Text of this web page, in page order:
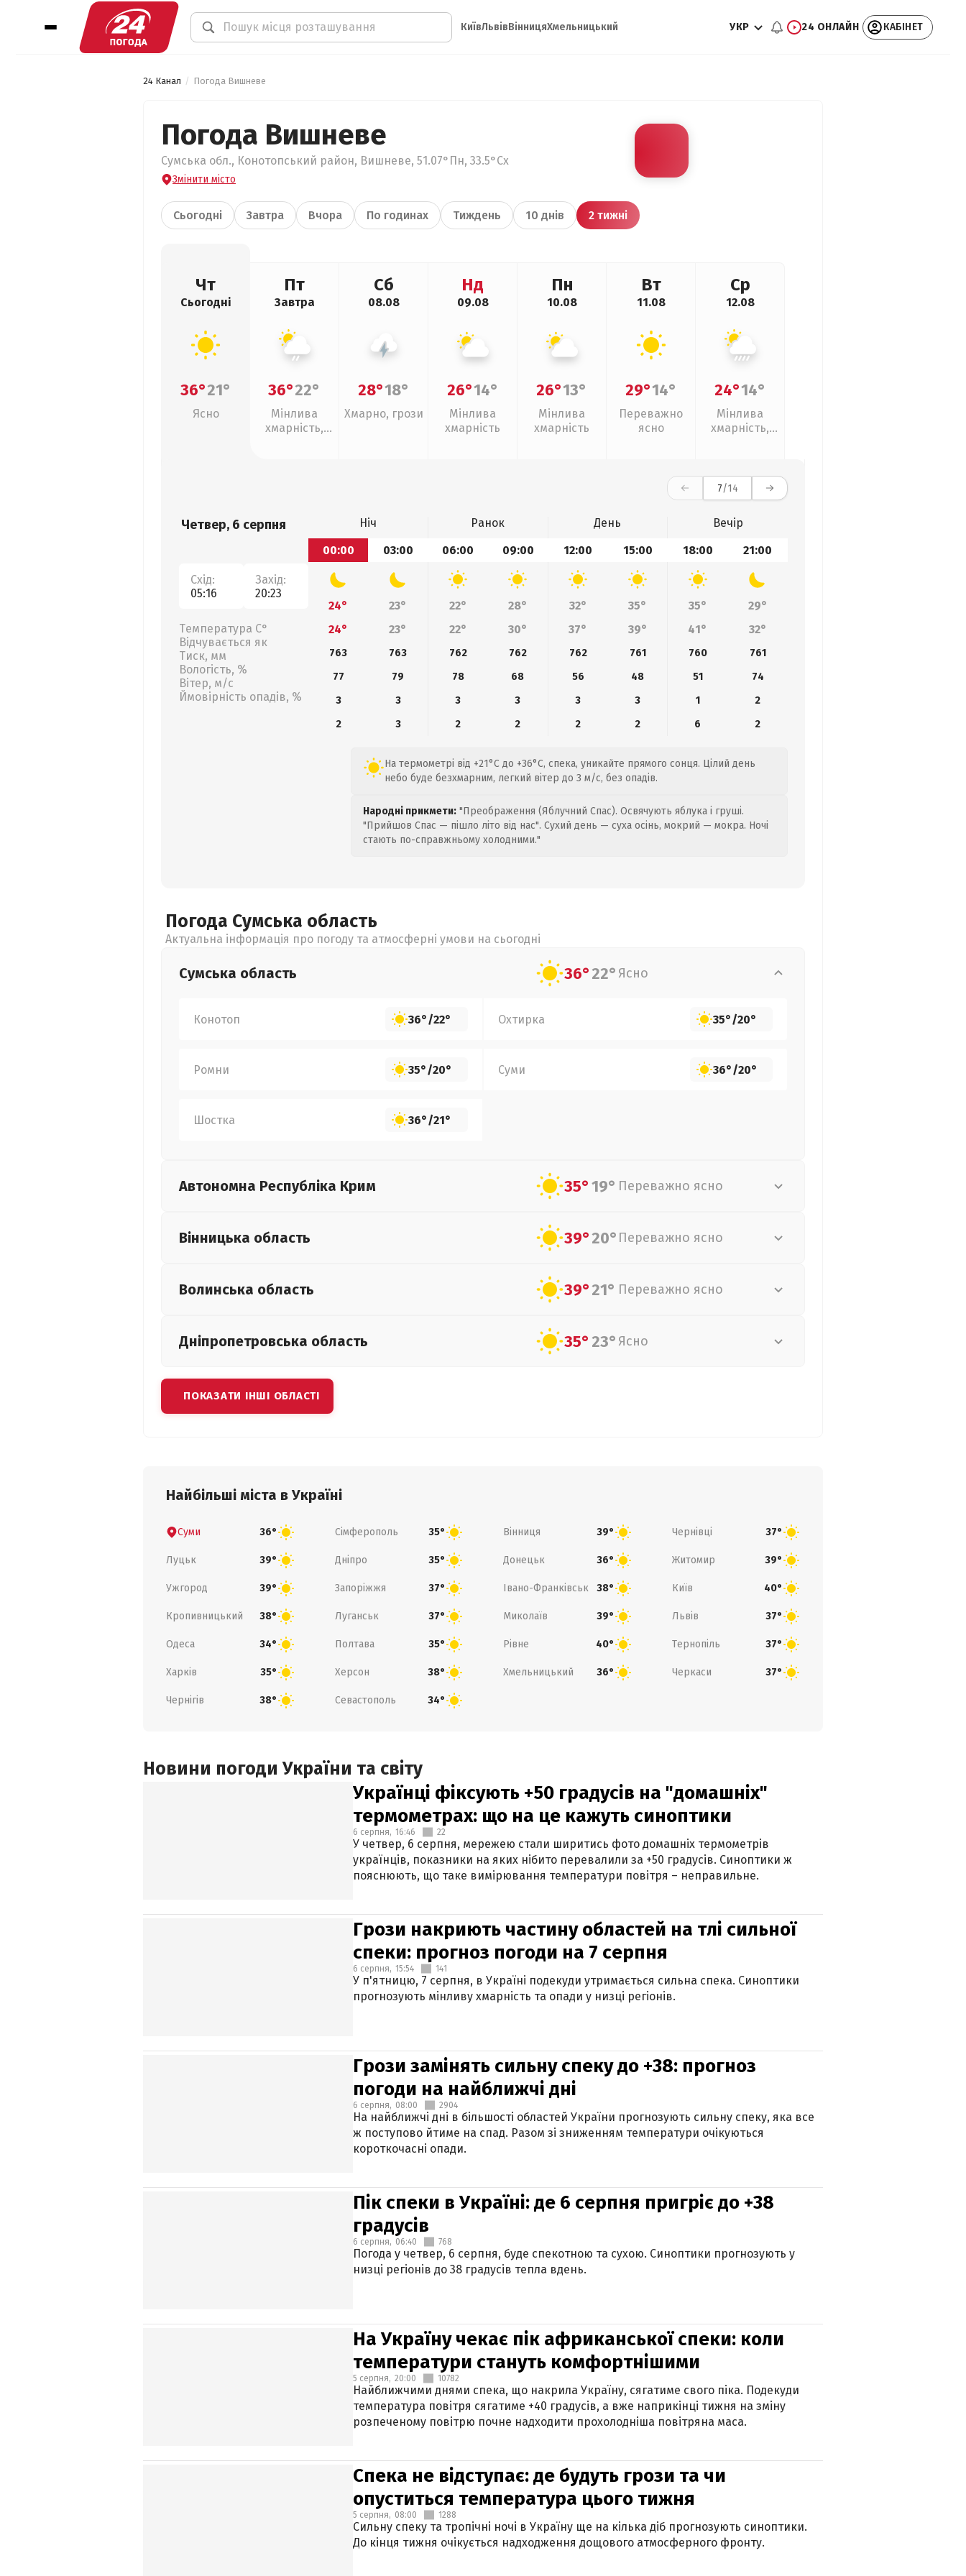
КиївЛьвівВінницяХмельницький УКР 24 ОНЛАЙН КАБІНЕТ
24 Канал Погода Вишневе
Погода Вишневе
Сумська обл., Конотопський район, Вишневе, 51.07°Пн, 33.5°Сх
Змінити місто
Сьогодні Завтра Вчора По годинах Тиждень 10 днів 2 тижні
Чт
Сьогодні
36°21°
Ясно
Пт
Завтра
36°22°
Мінлива
хмарність,
Сб
08.08
28°18°
Хмарно, грози
Нд
09.08
26°14°
Мінлива
хмарність
Пн
10.08
26°13°
Мінлива
хмарність
Вт
11.08
29°14°
Переважно
ясно
Ср
12.08
24°14°
Мінлива
хмарність,
7/14
Четвер, 6 серпня
Схід:
05:16
Захід:
20:23
Температура С°
Відчувається як
Тиск, мм
Вологість, %
Вітер, м/с
Ймовірність опадів, %
Ніч Ранок День
Вечір
00:00
03:00 06:00 09:00 12:00 15:00 18:00 21:00
24° 23° 22° 28° 32° 35° 35°
29°
24°
23° 22° 30° 37° 39° 41° 32°
763 763 762 762 762 761 760
761
77
79 78 68 56 48 51
74
3
3 3 3 3 3 1
2
2
3 2 2 2 2 6 2
На термометрі від +21°C до +36°C, спека, уникайте прямого сонця. Цілий день
небо буде безхмарним, легкий вітер до 3 м/с, без опадів.
Народні прикмети: "Преображення (Яблучний Спас). Освячують яблука і груші.
"Прийшов Спас — пішло літо від нас". Сухий день — суха осінь, мокрий — мокра. Ночі
стають по-справжньому холодними."
Погода Сумська область
Актуальна інформація про погоду та атмосферні умови на сьогодні
Сумська область 36°22° Ясно
Конотоп 36°/22° Охтирка 35°/20°
Ромни 35°/20° Суми 36°/20°
Шостка 36°/21°
Автономна Республіка Крим 35°19° Переважно ясно
Вінницька область 39°20° Переважно ясно
Волинська область 39°21° Переважно ясно
Дніпропетровська область 35°23° Ясно
ПОКАЗАТИ ІНШІ ОБЛАСТІ
Найбільші міста в Україні
Суми 36° Сімферополь 35° Вінниця 39° Чернівці 37°
Луцьк 39° Дніпро 35° Донецьк 36° Житомир 39°
Ужгород 39° Запоріжжя 37° Івано-Франківськ 38° Київ 40°
Кропивницький 38° Луганськ 37° Миколаїв 39° Львів 37°
Одеса 34° Полтава 35° Рівне 40° Тернопіль 37°
Харків 35° Херсон 38° Хмельницький 36° Черкаси 37°
Чернігів 38° Севастополь 34°
Новини погоди України та світу
Українці фіксують +50 градусів на "домашніх"
термометрах: що на це кажуть синоптики
6 серпня, 16:46 22
У четвер, 6 серпня, мережею стали ширитись фото домашніх термометрів
українців, показники на яких нібито перевалили за +50 градусів. Синоптики ж
пояснюють, що таке вимірювання температури повітря – неправильне.
Грози накриють частину областей на тлі сильної
спеки: прогноз погоди на 7 серпня
6 серпня, 15:54 141
У п'ятницю, 7 серпня, в Україні подекуди утримається сильна спека. Синоптики
прогнозують мінливу хмарність та опади у низці регіонів.
Грози замінять сильну спеку до +38: прогноз
погоди на найближчі дні
6 серпня, 08:00 2904
На найближчі дні в більшості областей України прогнозують сильну спеку, яка все
ж поступово йтиме на спад. Разом зі зниженням температури очікуються
короткочасні опади.
Пік спеки в Україні: де 6 серпня пригріє до +38
градусів
6 серпня, 06:40 768
Погода у четвер, 6 серпня, буде спекотною та сухою. Синоптики прогнозують у
низці регіонів до 38 градусів тепла вдень.
На Україну чекає пік африканської спеки: коли
температури стануть комфортнішими
5 серпня, 20:00 10782
Найближчими днями спека, що накрила Україну, сягатиме свого піка. Подекуди
температура повітря сягатиме +40 градусів, а вже наприкінці тижня на зміну
розпеченому повітрю почне надходити прохолодніша повітряна маса.
Спека не відступає: де будуть грози та чи
опуститься температура цього тижня
5 серпня, 08:00 1288
Сильну спеку та тропічні ночі в Україну ще на кілька діб прогнозують синоптики.
До кінця тижня очікується надходження дощового атмосферного фронту.